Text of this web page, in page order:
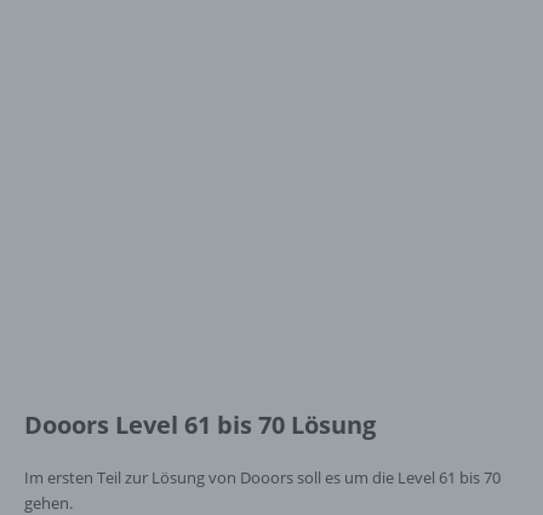
Dooors Level 61 bis 70 Lösung
Im ersten Teil zur Lösung von Dooors soll es um die Level 61 bis 70
gehen.